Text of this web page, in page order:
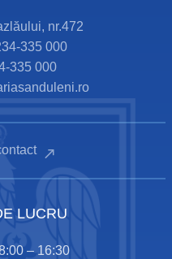
nr.472
335 000
335 000
LUCRU
– 16:30